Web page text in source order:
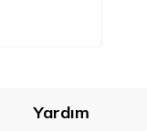
Yardım